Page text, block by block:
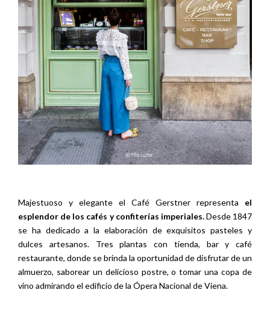
Majestuoso y elegante el Café Gerstner representa el
esplendor de los cafés y confiterías imperiales.Desde 1847
se ha dedicado a la elaboración de exquisitos pasteles y
dulces artesanos. Tres plantas con tienda, bar y café
restaurante, donde se brinda la oportunidad de disfrutar de un
almuerzo, saborear un delicioso postre, o tomar una copa de
vino admirando el edificio de la Ópera Nacional de Viena.